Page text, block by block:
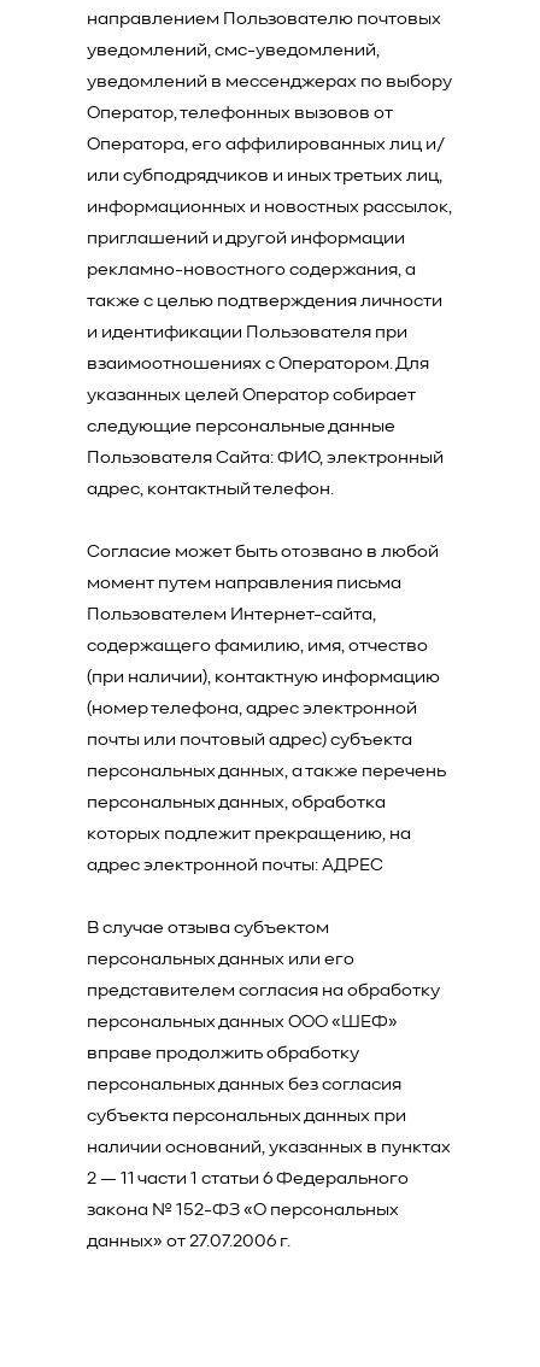
направлением Пользователю почтовых
уведомлений, смс-уведомлений,
уведомлений в мессенджерах по выбору
Оператор, телефонных вызовов от
Оператора, его аффилированных лиц и/
или субподрядчиков и иных третьих лиц,
информационных и новостных рассылок,
приглашений и другой информации
рекламно-новостного содержания, а
также с целью подтверждения личности
и идентификации Пользователя при
взаимоотношениях с Оператором. Для
указанных целей Оператор собирает
следующие персональные данные
Пользователя Сайта: ФИО, электронный
адрес, контактный телефон.
Согласие может быть отозвано в любой
момент путем направления письма
Пользователем Интернет-сайта,
содержащего фамилию, имя, отчество
(при наличии), контактную информацию
(номер телефона, адрес электронной
почты или почтовый адрес) субъекта
персональных данных, а также перечень
персональных данных, обработка
которых подлежит прекращению, на
адрес электронной почты: АДРЕС
В случае отзыва субъектом
персональных данных или его
представителем согласия на обработку
персональных данных ООО «ШЕФ»
вправе продолжить обработку
персональных данных без согласия
субъекта персональных данных при
наличии оснований, указанных в пунктах
2 — 11 части 1 статьи 6 Федерального
закона № 152-ФЗ «О персональных
данных» от 27.07.2006 г.